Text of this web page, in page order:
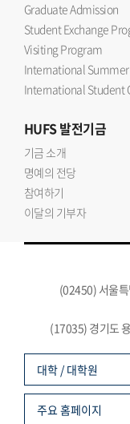
Graduate Admission
Student Exchange
Visiting Program
International Summer
International Student
HUFS발전기금
기금 소개
명예의 전당
참여하기
이달의 기부자
(02450) 서울
(17035) 경기도
대학 / 대학원
주요 홈페이지